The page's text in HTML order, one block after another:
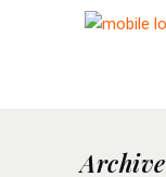
Archive